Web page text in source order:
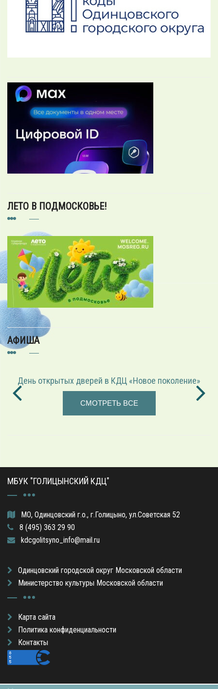
ЛЕТО В ПОДМОСКОВЬЕ!
АФИША
День открытых дверей в КДЦ «Новое поколение»
СМОТРЕТЬ ВСЕ
МБУК "ГОЛИЦЫНСКИЙ КДЦ"
МО, Одинцовский г.о., г.Голицыно, ул.Советская 52
8 (495) 363 29 90
kdcgolitsyno_info@mail.ru
Одинцовский городской округ Московской области
Министерство культуры Московской области
Карта сайта
Политика конфиденциальности
Контакты